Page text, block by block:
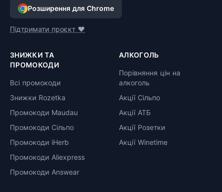
Розширення для Chrome
Підтримати проєкт ❤️
ЗНИЖКИ ТА
ПРОМОКОДИ
Всі промокоди
Знижки Rozetka
Промокоди Maudau
Промокоди Сільпо
Промокоди iHerb
Промокоди Aliexpress
Промокоди Answear
АЛКОГОЛЬ
Порівняння цін на
алкоголь
Акції Сільпо
Акції АТБ
Акції Розетки
Акції Winetime